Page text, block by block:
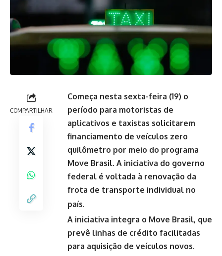
COMPARTILHAR
Começa nesta sexta-feira (19) o
período para motoristas de
aplicativos e taxistas solicitarem
financiamento de veículos zero
quilômetro por meio do programa
Move Brasil. A iniciativa do governo
federal é voltada à renovação da
frota de transporte individual no
país.
A iniciativa integra o Move Brasil, que
prevê linhas de crédito facilitadas
para aquisição de veículos novos.